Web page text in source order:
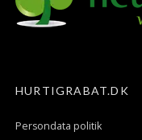
HURTIGRABAT.DK
Persondata politik